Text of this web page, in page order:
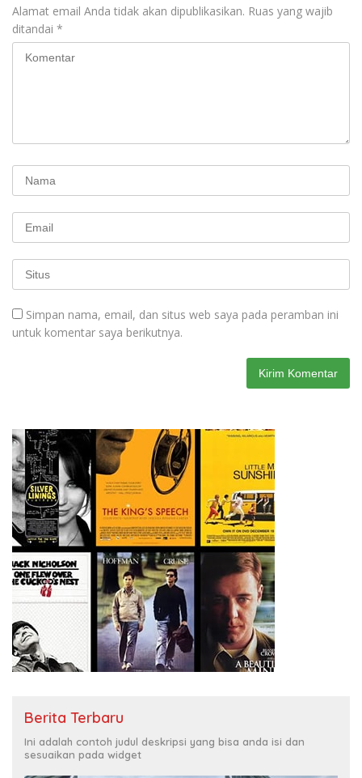
Alamat email Anda tidak akan dipublikasikan. Ruas yang wajib
ditandai *
Simpan nama, email, dan situs web saya pada peramban ini
untuk komentar saya berikutnya.
Berita Terbaru
Ini adalah contoh judul deskripsi yang bisa anda isi dan
sesuaikan pada widget